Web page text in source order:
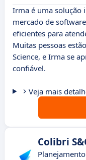
Irma é uma solução
mercado de
eficientes para
Muitas pessoas
Science, e Irma se
confiável.
Veja mais
Colibri